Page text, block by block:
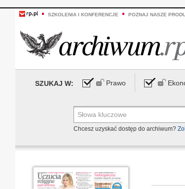
SZKOLENIA I KONFERENCJE POZNAJ NASZE
SZUKAJ W: Prawo
Chcesz uzyskać dostęp do archiwum?